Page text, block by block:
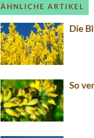
ÄHNLICHE ARTIKEL
Die
So